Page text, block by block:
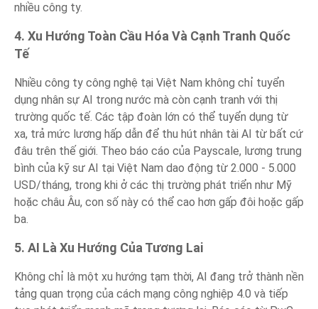
nhiều công ty.
4. Xu Hướng Toàn Cầu Hóa Và Cạnh Tranh Quốc
Tế
Nhiều công ty công nghệ tại Việt Nam không chỉ tuyển
dụng nhân sự AI trong nước mà còn cạnh tranh với thị
trường quốc tế. Các tập đoàn lớn có thể tuyển dụng từ
xa, trả mức lương hấp dẫn để thu hút nhân tài AI từ bất cứ
đâu trên thế giới. Theo báo cáo của Payscale, lương trung
bình của kỹ sư AI tại Việt Nam dao động từ 2.000 - 5.000
USD/tháng, trong khi ở các thị trường phát triển như Mỹ
hoặc châu Âu, con số này có thể cao hơn gấp đôi hoặc gấp
ba.
5. AI Là Xu Hướng Của Tương Lai
Không chỉ là một xu hướng tạm thời, AI đang trở thành nền
tảng quan trọng của cách mạng công nghiệp 4.0 và tiếp